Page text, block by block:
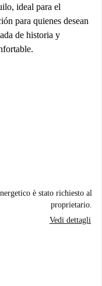
ideal para el
para quienes desean
de historia y
è stato richiesto al
proprietario.
Vedi dettagli